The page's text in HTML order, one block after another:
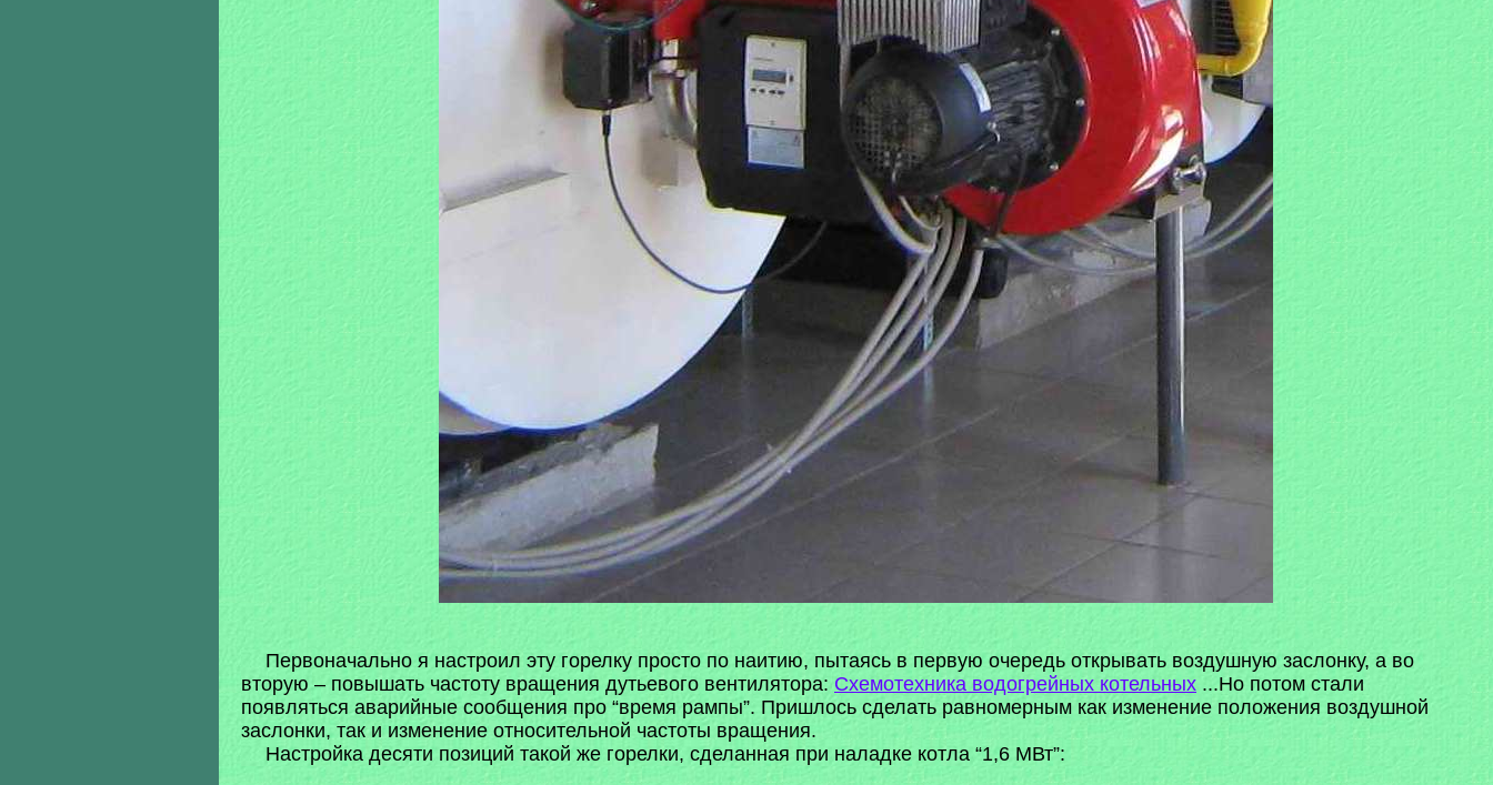
Первоначально я настроил эту горелку просто по наитию, пытаясь в первую очередь открывать воздушную заслонку, а во
вторую – повышать частоту вращения дутьевого вентилятора: Схемотехника водогрейных котельных ...Но потом стали
появляться аварийные сообщения про “время рампы”. Пришлось сделать равномерным как изменение положения воздушной
заслонки, так и изменение относительной частоты вращения.
Настройка десяти позиций такой же горелки, сделанная при наладке котла “1,6 МВт”: